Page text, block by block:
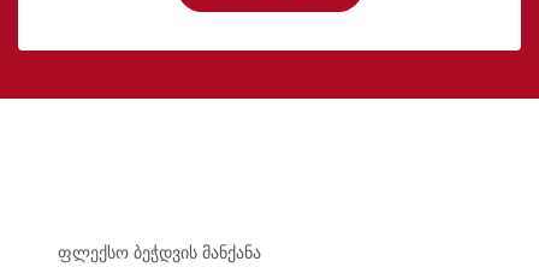
ფლექსო ბეჭდვის მანქანა